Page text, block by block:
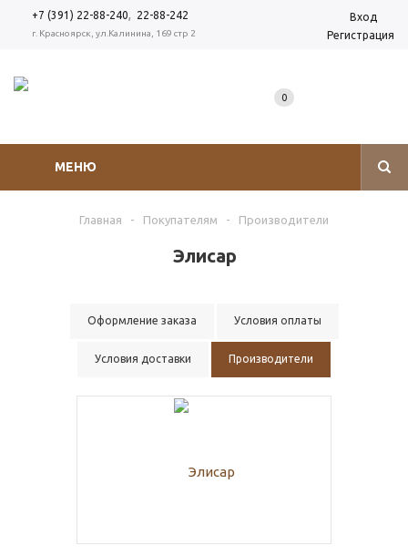
+7 (391) 22-88-240, 22-88-242
г. Красноярск, ул.Калинина, 169 стр 2
Вход
Регистрация
МЕНЮ
0
Главная - Покупателям - Производители
Элисар
Оформление заказа Условия оплаты
Условия доставки Производители